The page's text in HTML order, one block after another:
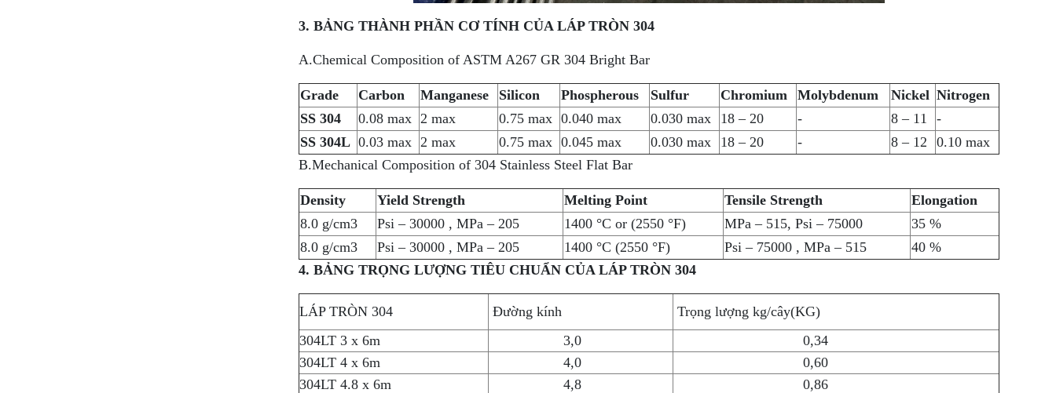
3. BẢNG THÀNH PHẦN CƠ TÍNH CỦA LÁP TRÒN 304
A.Chemical Composition of ASTM A267 GR 304 Bright Bar
Grade Carbon Manganese Silicon Phospherous Sulfur Chromium Molybdenum Nickel Nitrogen
SS 304
0.08 max 2 max 0.75 max 0.040 max 0.030 max 18 – 20 - 8 – 11
-
SS 304L 0.03 max 2 max 0.75 max 0.045 max 0.030 max 18 – 20 - 8 – 12
0.10 max
B.Mechanical Composition of 304 Stainless Steel Flat Bar
Density Yield Strength Melting Point Tensile Strength
Elongation
8.0 g/cm3
Psi – 30000 , MPa – 205 1400 °C or (2550 °F) MPa – 515, Psi – 75000
35 %
8.0 g/cm3
Psi – 30000 , MPa – 205 1400 °C (2550 °F) Psi – 75000 , MPa – 515
40 %
4. BẢNG TRỌNG LƯỢNG TIÊU CHUẨN CỦA LÁP TRÒN 304
LÁP TRÒN 304 Đường kính
Trọng lượng kg/cây(KG)
304LT 3 x 6m
3,0
0,34
304LT 4 x 6m
4,0
0,60
304LT 4.8 x 6m
4,8
0,86